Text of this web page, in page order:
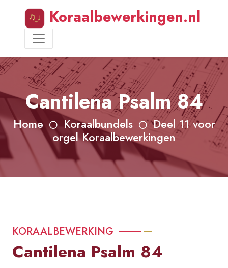
Koraalbewerkingen.nl
Cantilena Psalm 84
Home Koraalbundels
Deel 11 voor
orgel Koraalbewerkingen
KORAALBEWERKING
Cantilena Psalm 84